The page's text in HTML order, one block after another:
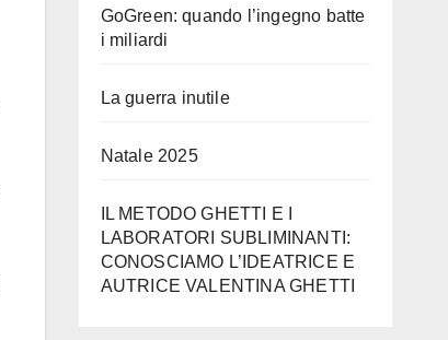
GoGreen: quando l’ingegno batte
i miliardi
La guerra inutile
Natale 2025
IL METODO GHETTI E I
LABORATORI SUBLIMINANTI:
CONOSCIAMO L’IDEATRICE E
AUTRICE VALENTINA GHETTI